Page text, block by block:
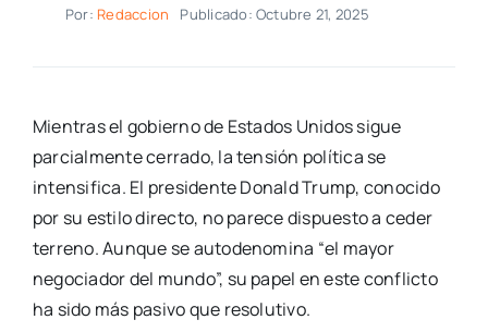
Por: Redaccion Publicado: Octubre 21, 2025
Mientras el gobierno de Estados Unidos sigue
parcialmente cerrado, la tensión política se
intensifica. El presidente Donald Trump, conocido
por su estilo directo, no parece dispuesto a ceder
terreno. Aunque se autodenomina “el mayor
negociador del mundo”, su papel en este conflicto
ha sido más pasivo que resolutivo.